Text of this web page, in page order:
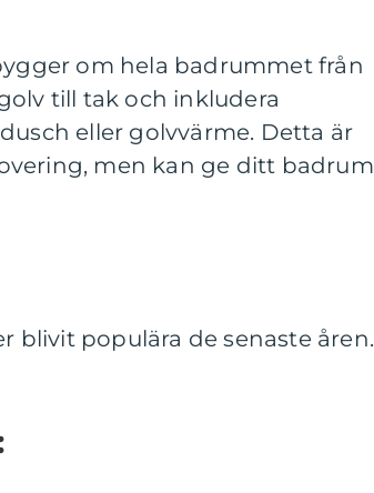
om hela badrummet från
till tak och inkludera
eller golvvärme. Detta är
men kan ge ditt badrum
blivit populära de senaste åren.